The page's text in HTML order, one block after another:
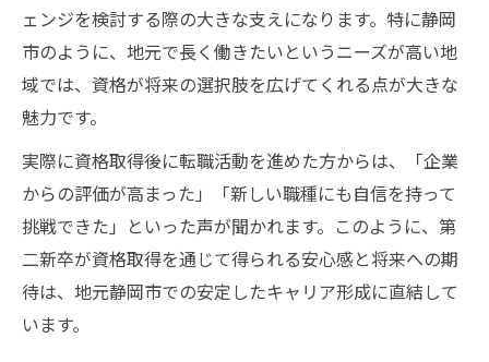
ェンジを検討する際の大きな支えになります。特に静岡
市のように、地元で長く働きたいというニーズが高い地
域では、資格が将来の選択肢を広げてくれる点が大きな
魅力です。
実際に資格取得後に転職活動を進めた方からは、「企業
からの評価が高まった」「新しい職種にも自信を持って
挑戦できた」といった声が聞かれます。このように、第
二新卒が資格取得を通じて得られる安心感と将来への期
待は、地元静岡市での安定したキャリア形成に直結して
います。